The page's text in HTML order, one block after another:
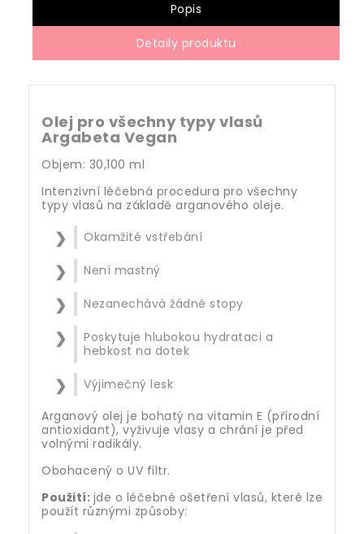
Popis
Detaily produktu
Olej pro všechny typy vlasů
Argabeta Vegan
Objem: 30,100 ml
Intenzivní léčebná procedura pro všechny
typy vlasů na základě arganového oleje.
Okamžité vstřebání
Není mastný
Nezanechává žádné stopy
Poskytuje hlubokou hydrataci a
hebkost na dotek
Výjimečný lesk
Arganový olej je bohatý na vitamin E (přírodní
antioxidant), vyživuje vlasy a chrání je před
volnými radikály.
Obohacený o UV filtr.
Použití: jde o léčebné ošetření vlasů, které lze
použít různými způsoby: